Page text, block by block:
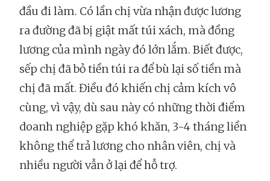
đầu đi làm. Có lần chị vừa nhận được lương
ra đường đã bị giật mất túi xách, mà đồng
lương của mình ngày đó lớn lắm. Biết được,
sếp chị đã bỏ tiền túi ra để bù lại số tiền mà
chị đã mất. Điều đó khiến chị cảm kích vô
cùng, vì vậy, dù sau này có những thời điểm
doanh nghiệp gặp khó khăn, 3-4 tháng liền
không thể trả lương cho nhân viên, chị và
nhiều người vẫn ở lại để hỗ trợ.